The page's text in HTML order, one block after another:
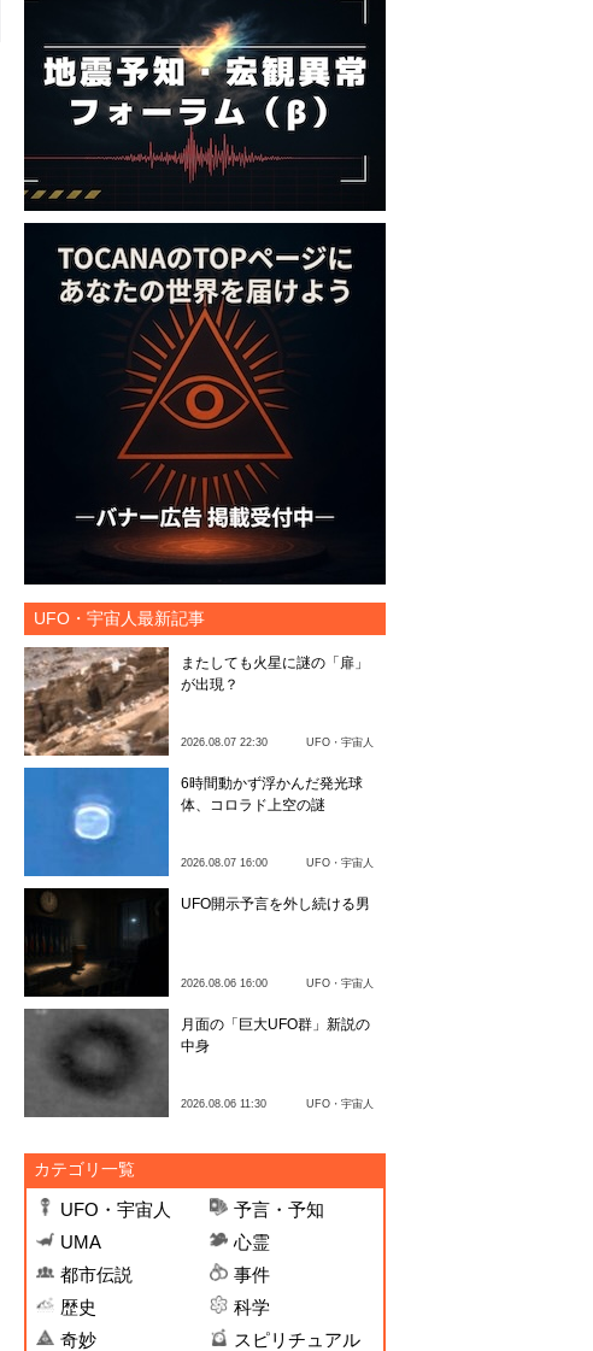
UFO・宇宙人最新記事
またしても火星に謎の「扉」
が出現？
2026.08.07 22:30 UFO・宇宙人
6時間動かず浮かんだ発光球
体、コロラド上空の謎
2026.08.07 16:00 UFO・宇宙人
UFO開示予言を外し続ける男
2026.08.06 16:00 UFO・宇宙人
月面の「巨大UFO群」新説の
中身
2026.08.06 11:30 UFO・宇宙人
カテゴリ一覧
UFO・宇宙人
予言・予知
UMA
心霊
都市伝説
事件
歴史
科学
奇妙
スピリチュアル